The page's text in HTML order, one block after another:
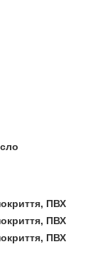
ПВХ
ПВХ
ПВХ